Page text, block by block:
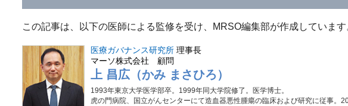
この記事は、以下の医師による監修を受け、MRSO編集部が作成しています
医療ガバナンス研究所 理事長
マーソ株式会社 顧問
上 昌広（かみ まさひろ）
1993年東京大学医学部卒。1999年同大学院修了。医学博士。
虎の門病院、国立がんセンターにて造血器悪性腫瘍の臨床および研究に従事